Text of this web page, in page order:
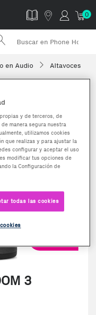
0
en Audio
Altavoces
3
y de terceros, de
manera segura nuestra
utilizamos cookies
que realizas y para ajustar la
configurar y aceptar el uso
modificar tus opciones de
la Configuración de
todas las cookies